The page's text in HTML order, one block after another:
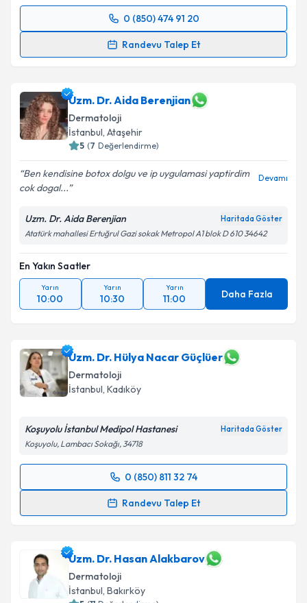
0 (850) 474 91 20
Randevu Talep Et
Randevu Takvimi Talebi
için bir takvim hazırlandığında e-posta ile
bilgilendireceğiz.
E-posta Adresiniz
Metni'ni okudum ve kişisel verilerimin belirtilen
kapsamda işlenmesini kabul ediyorum.
Takvim Talebini Gönder
Uzm. Dr. Aida Berenjian
Dermatoloji
İstanbul, Ataşehir
5 (7 Değerlendirme)
Ben kendisine botox dolgu ve ip uygulamasi yaptirdim
cok dogal...
Devamı
Uzm. Dr. Aida Berenjian Haritada Göster
Atatürk mahallesi Ertuğrul Gazi sokak Metropol A1 blok D 610 34642
En Yakın Saatler
Yarın
10:00
Yarın
10:30
Yarın
11:00 Daha Fazla
Uzm. Dr. Hülya Nacar Güçlüer
Dermatoloji
İstanbul, Kadıköy
Koşuyolu İstanbul Medipol Hastanesi Haritada Göster
Koşuyolu, Lambacı Sokağı, 34718
0 (850) 811 32 74
Randevu Talep Et
Randevu Takvimi Talebi
için bir takvim hazırlandığında e-posta ile
bilgilendireceğiz.
E-posta Adresiniz
Uzm. Dr. Hasan Alakbarov
Dermatoloji
İstanbul, Bakırköy